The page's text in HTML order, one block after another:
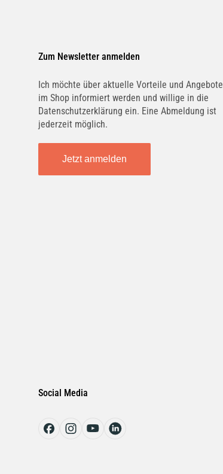
Zum Newsletter anmelden
Ich möchte über aktuelle Vorteile und Angebote
im Shop informiert werden und willige in die
Datenschutzerklärung ein. Eine Abmeldung ist
jederzeit möglich.
Jetzt anmelden
Social Media